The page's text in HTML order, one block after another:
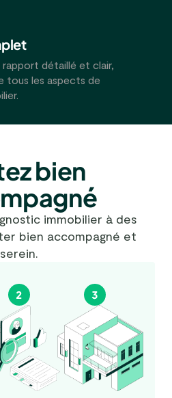
détaillé et clair,
tous les aspects de
bien
immobilier à des
bien accompagné et
serein.